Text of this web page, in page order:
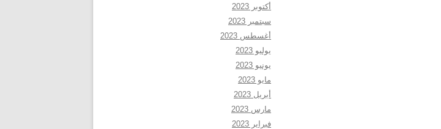
أكتوبر 2023
سبتمبر 2023
أغسطس 2023
يوليو 2023
يونيو 2023
مايو 2023
أبريل 2023
مارس 2023
فبراير 2023